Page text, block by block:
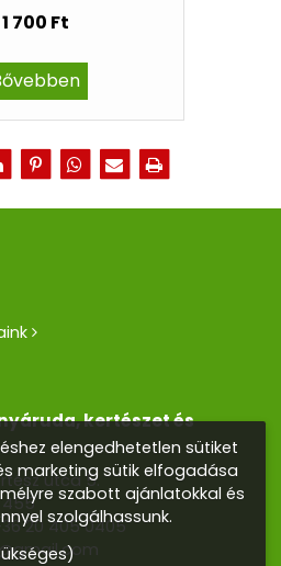
1 700 Ft
kertészet és
utca 5.
455
20 405 0405
elengedhetetlen sütiket
marketing sütik elfogadása
szabott ajánlatokkal és
szolgálhassunk.